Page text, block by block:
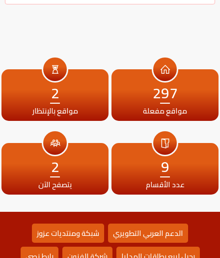
297
مواقع مفعلة
2
مواقع بالإنتظار
9
عدد الأقسام
2
يتصفح الآن
الدعم العربي التطويري
شبكة ومنتديات عزوز